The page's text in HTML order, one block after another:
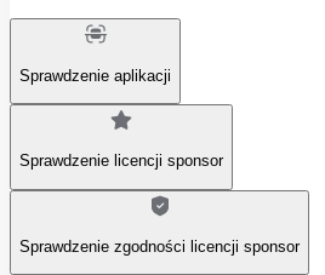
Sprawdzenie aplikacji
Sprawdzenie licencji sponsor
Sprawdzenie zgodności licencji sponsor